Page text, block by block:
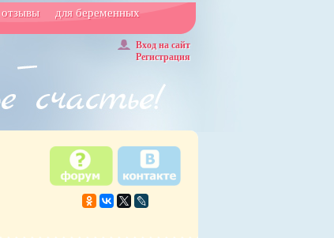
отзывы для беременных
Вход на сайт
Регистрация